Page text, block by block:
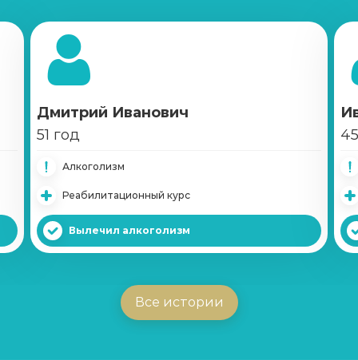
от 1 800 ₽ Записаться
Дмитрий Иванович
51 год
Алкоголизм
Реабилитационный курс
Вылечил алкоголизм
Все истории